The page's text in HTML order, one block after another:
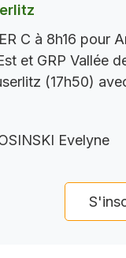
C à 8h16 pour
et GRP Vallée
(17h50)
Evelyne